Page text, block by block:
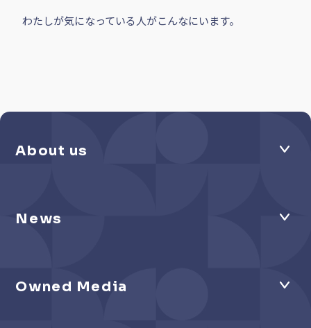
わたしが気になっている人がこんなにいます。
About us
News
Owned Media